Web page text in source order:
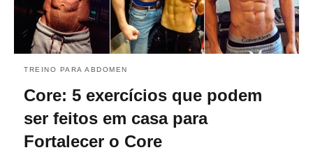
TREINO PARA ABDOMEN
Core: 5 exercícios que podem
ser feitos em casa para
Fortalecer o Core